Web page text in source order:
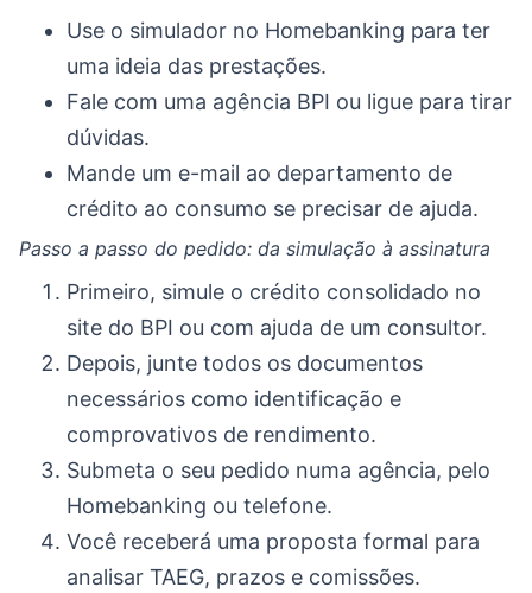
Use o simulador no Homebanking para ter
uma ideia das prestações.
Fale com uma agência BPI ou ligue para tirar
dúvidas.
Mande um e-mail ao departamento de
crédito ao consumo se precisar de ajuda.
Passo a passo do pedido: da simulação à assinatura
Primeiro, simule o crédito consolidado no
site do BPI ou com ajuda de um consultor.
Depois, junte todos os documentos
necessários como identificação e
comprovativos de rendimento.
Submeta o seu pedido numa agência, pelo
Homebanking ou telefone.
Você receberá uma proposta formal para
analisar TAEG, prazos e comissões.